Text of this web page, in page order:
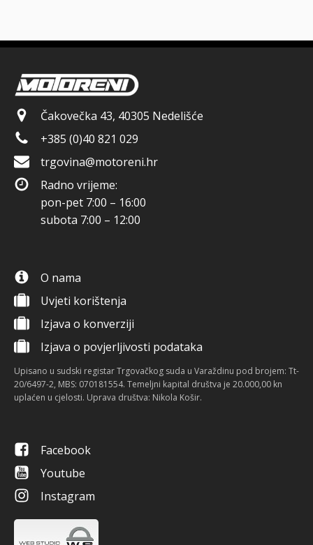
Čakovečka 43, 40305 Nedelišće
+385 (0)40 821 029
trgovina@motoreni.hr
Radno vrijeme:
pon-pet 7:00 – 16:00
subota 7:00 – 12:00
O nama
Uvjeti korištenja
Izjava o konverziji
Izjava o povjerljivosti podataka
Upisano u sudski registar Trgovačkog suda u Varaždinu pod brojem: Tt-
20/6497-2, MBS: 070181554. Temeljni kapital društva je 20.000,00 kn
uplaćen u cjelosti. Uprava društva: Nikola Košir.
Facebook
Youtube
Instagram